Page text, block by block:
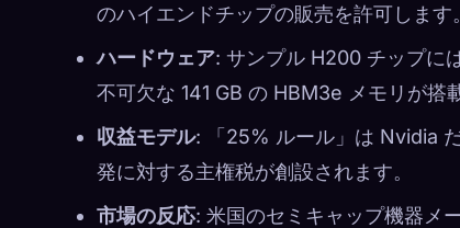
のハイエンドチップの販売を許可します。
ハードウェア: サンプル H200 チップに
不可欠な 141 GB の HBM3e メモリが搭
収益モデル: 「25% ルール」は Nvidia
発に対する主権税が創設されます。
市場の反応: 米国のセミキャップ機器メ